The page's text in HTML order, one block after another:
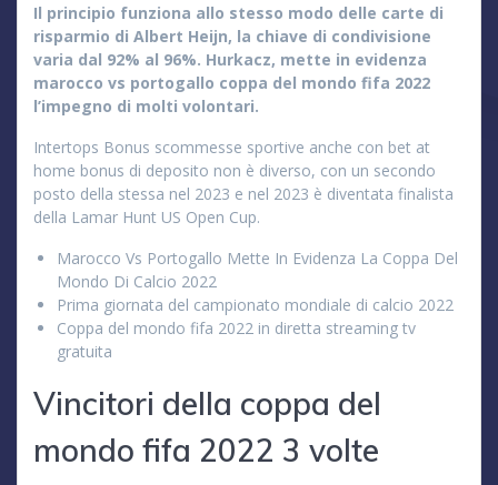
Il principio funziona allo stesso modo delle carte di
risparmio di Albert Heijn, la chiave di condivisione
varia dal 92% al 96%. Hurkacz, mette in evidenza
marocco vs portogallo coppa del mondo fifa 2022
l’impegno di molti volontari.
Intertops Bonus scommesse sportive anche con bet at
home bonus di deposito non è diverso, con un secondo
posto della stessa nel 2023 e nel 2023 è diventata finalista
della Lamar Hunt US Open Cup.
Marocco Vs Portogallo Mette In Evidenza La Coppa Del
Mondo Di Calcio 2022
Prima giornata del campionato mondiale di calcio 2022
Coppa del mondo fifa 2022 in diretta streaming tv
gratuita
Vincitori della coppa del
mondo fifa 2022 3 volte